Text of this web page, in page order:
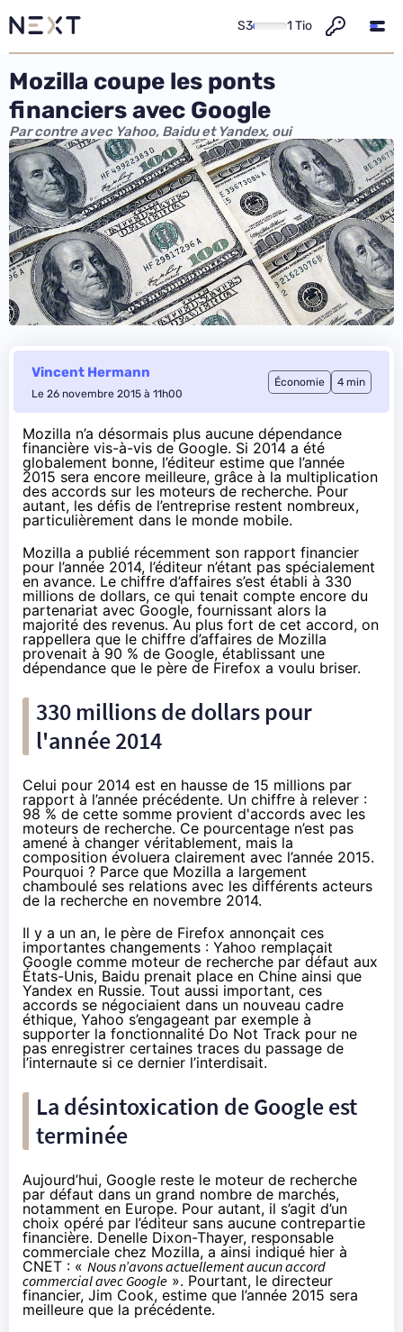
S3 1 Tio
Mozilla coupe les ponts
financiers avec Google
Par contre avec Yahoo, Baidu et Yandex, oui
Vincent Hermann
Le 26 novembre 2015 à 11h00
Économie 4 min
Mozilla n’a désormais plus aucune dépendance
financière vis-à-vis de Google. Si 2014 a été
globalement bonne, l’éditeur estime que l’année
2015 sera encore meilleure, grâce à la multiplication
des accords sur les moteurs de recherche. Pour
autant, les défis de l’entreprise restent nombreux,
particulièrement dans le monde mobile.
Mozilla a publié récemment son rapport financier
pour l’année 2014, l’éditeur n’étant pas spécialement
en avance. Le chiffre d’affaires s’est établi à 330
millions de dollars, ce qui tenait compte encore du
partenariat avec Google, fournissant alors la
majorité des revenus. Au plus fort de cet accord, on
rappellera que le chiffre d’affaires de Mozilla
provenait à 90 % de Google, établissant une
dépendance que le père de Firefox a voulu briser.
330 millions de dollars pour
l'année 2014
Celui pour 2014 est en hausse de 15 millions par
rapport à l’année précédente. Un chiffre à relever :
98 % de cette somme provient d'accords avec les
moteurs de recherche. Ce pourcentage n’est pas
amené à changer véritablement, mais la
composition évoluera clairement avec l’année 2015.
Pourquoi ? Parce que Mozilla a largement
chamboulé ses relations avec les différents acteurs
de la recherche en novembre 2014.
Il y a un an, le père de Firefox annonçait ces
importantes changements : Yahoo remplaçait
Google comme moteur de recherche par défaut aux
États-Unis, Baidu prenait place en Chine ainsi que
Yandex en Russie. Tout aussi important, ces
accords se négociaient dans un nouveau cadre
éthique, Yahoo s’engageant par exemple à
supporter la fonctionnalité Do Not Track pour ne
pas enregistrer certaines traces du passage de
l’internaute si ce dernier l’interdisait.
La désintoxication de Google est
terminée
Aujourd’hui, Google reste le moteur de recherche
par défaut dans un grand nombre de marchés,
notamment en Europe. Pour autant, il s’agit d’un
choix opéré par l’éditeur sans aucune contrepartie
financière. Denelle Dixon-Thayer, responsable
commerciale chez Mozilla, a ainsi indiqué hier à
CNET : « Nous n’avons actuellement aucun accord
commercial avec Google ». Pourtant, le directeur
financier, Jim Cook, estime que l’année 2015 sera
meilleure que la précédente.